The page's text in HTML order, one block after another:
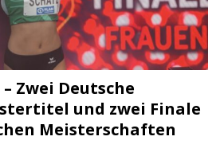
Zwei Deutsche
und zwei Finale
Meisterschaften